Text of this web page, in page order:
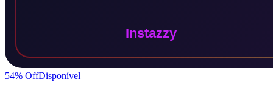
54% OffDisponível